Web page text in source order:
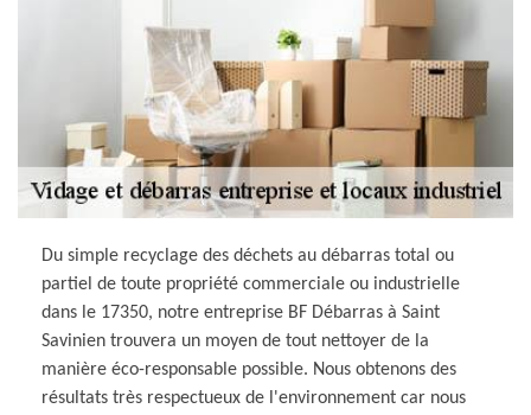
Du simple recyclage des déchets au débarras total ou
partiel de toute propriété commerciale ou industrielle
dans le 17350, notre entreprise BF Débarras à Saint
Savinien trouvera un moyen de tout nettoyer de la
manière éco-responsable possible. Nous obtenons des
résultats très respectueux de l'environnement car nous